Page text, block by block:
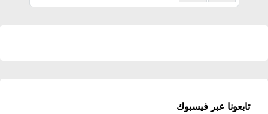
تابعونا عبر فيسبوك